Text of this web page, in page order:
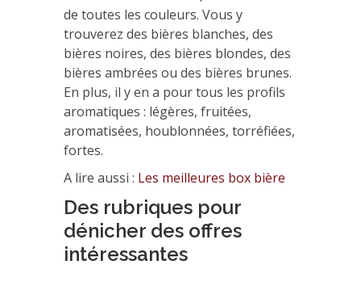
de toutes les couleurs. Vous y
trouverez des bières blanches, des
bières noires, des bières blondes, des
bières ambrées ou des bières brunes.
En plus, il y en a pour tous les profils
aromatiques : légères, fruitées,
aromatisées, houblonnées, torréfiées,
fortes.
A lire aussi : Les meilleures box bière
Des rubriques pour
dénicher des offres
intéressantes